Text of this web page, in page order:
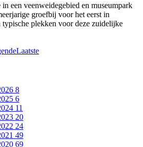
een veenweidegebied en museumpark
groefbij voor het eerst in
plekken voor deze zuidelijke
Laatste
8
6
11
20
24
49
69